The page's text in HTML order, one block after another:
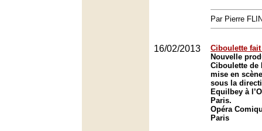
Par Pierre
16/02/2013
Ciboulette
Nouvelle
Ciboulette de
mise en
sous la
Equilbey à
Paris.
Opéra
Paris